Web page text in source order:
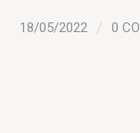
18/05/2022 / 0